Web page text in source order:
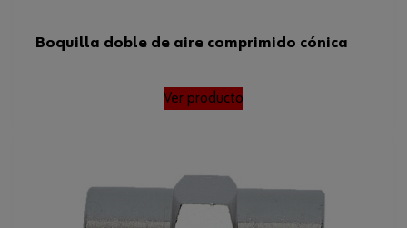
Boquilla doble de aire comprimido cónica
Ver producto